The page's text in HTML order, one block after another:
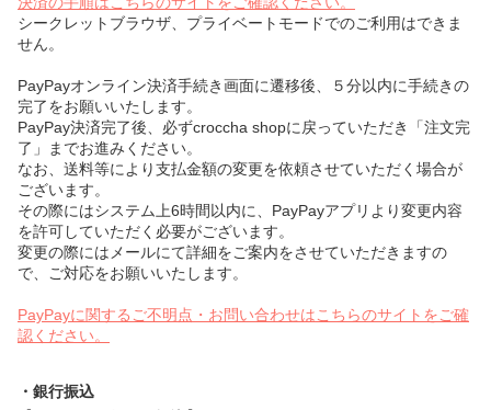
シークレットブラウザ、プライベートモードでのご利用はできま
せん。
PayPayオンライン決済手続き画面に遷移後、５分以内に手続きの
完了をお願いいたします。
PayPay決済完了後、必ずcroccha shopに戻っていただき「注文完
了」までお進みください。
なお、送料等により支払金額の変更を依頼させていただく場合が
ございます。
その際にはシステム上6時間以内に、PayPayアプリより変更内容
を許可していただく必要がございます。
変更の際にはメールにて詳細をご案内をさせていただきますの
で、ご対応をお願いいたします。
PayPayに関するご不明点・お問い合わせはこちらのサイトをご確
認ください。
・銀行振込